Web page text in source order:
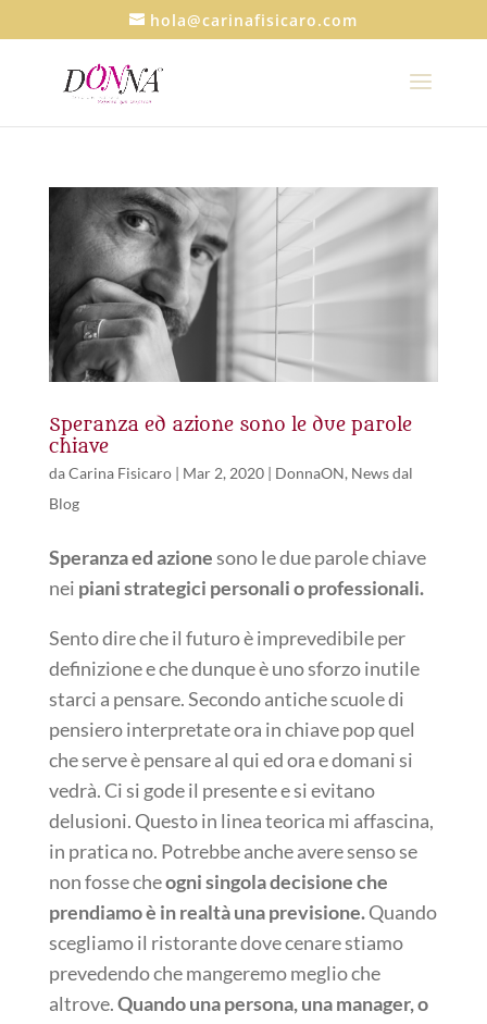
hola@carinafisicaro.com
Speranza ed azione sono le due parole
chiave
daCarina Fisicaro| Mar 2, 2020| DonnaON, News dal
Blog
Speranza ed azionesono le due parole chiave
nei piani strategici personali o professionali.
Sento dire che il futuro è imprevedibile per
definizione e che dunque è uno sforzo inutile
starci a pensare. Secondo antiche scuole di
pensiero interpretate ora in chiave pop quel
che serve è pensare al qui ed ora e domani si
vedrà. Ci si gode il presente e si evitano
delusioni. Questo in linea teorica mi affascina,
in pratica no. Potrebbe anche avere senso se
non fosse cheogni singola decisione che
prendiamo è in realtà una previsione.Quando
scegliamo il ristorante dove cenare stiamo
prevedendo che mangeremo meglio che
altrove.Quando una persona, una manager, o